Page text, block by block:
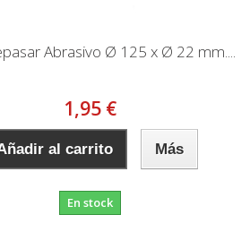
Abrasivo Ø 125 x Ø 22 mm....
1,95 €
al carrito Más
En stock